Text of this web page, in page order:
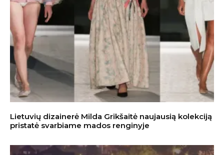
Lietuvių dizainerė Milda Grikšaitė naujausią kolekciją
pristatė svarbiame mados renginyje